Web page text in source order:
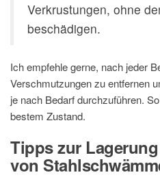
Verkrustungen, ohne
beschädigen.
Ich empfehle gerne, nach jeder
Verschmutzungen zu entfernen
je nach Bedarf durchzuführen.
bestem Zustand.
Tipps zur
von